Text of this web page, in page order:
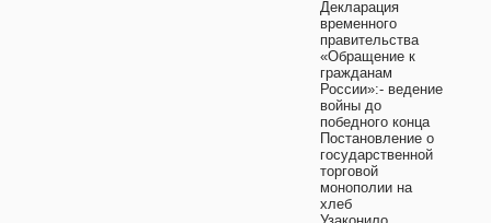
Декларация
временного
правительства
«Обращение к
гражданам
России»:- ведение
войны до
победного конца
Постановление о
государственной
торговой
монополии на
хлеб